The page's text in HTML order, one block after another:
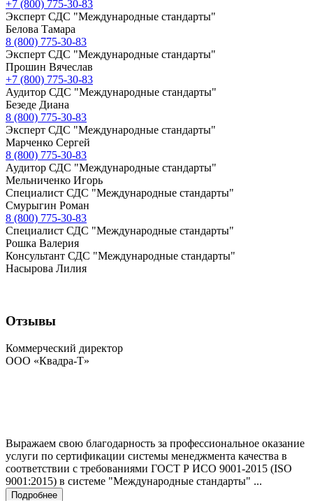
+7 (800) 775-30-83
Эксперт СДС "Международные стандарты"
Белова Тамара
8 (800) 775-30-83
Эксперт СДС "Международные стандарты"
Прошин Вячеслав
+7 (800) 775-30-83
Аудитор СДС "Международные стандарты"
Безеде Диана
8 (800) 775-30-83
Эксперт СДС "Международные стандарты"
Марченко Сергей
8 (800) 775-30-83
Аудитор СДС "Международные стандарты"
Мельниченко Игорь
Специалист СДС "Международные стандарты"
Смурыгин Роман
8 (800) 775-30-83
Специалист СДС "Международные стандарты"
Рошка Валерия
Консультант СДС "Международные стандарты"
Насырова Лилия
Отзывы
Коммерческий директор
ООО «Квадра-Т»
Выражаем свою благодарность за профессиональное оказание
услуги по сертификации системы менеджмента качества в
соответствии с требованиями ГОСТ Р ИСО 9001-2015 (ISO
9001:2015) в системе "Международные стандарты" ...
Подробнее